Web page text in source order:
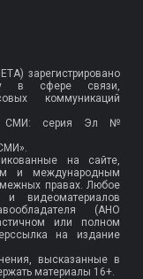
зарегистрировано
в сфере связи,
коммуникаций
СМИ: серия Эл №
на сайте,
и международным
правах. Любое
и видеоматериалов
(АНО
или полном
на издание
высказанные в
материалы 16+.